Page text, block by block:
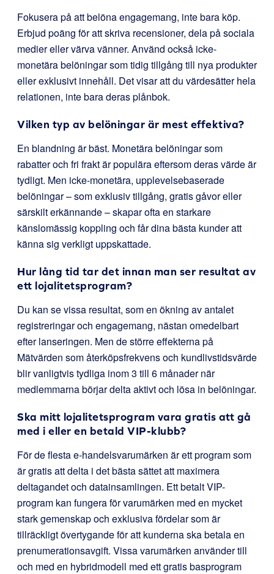
Fokusera på att belöna engagemang, inte bara köp.
Erbjud poäng för att skriva recensioner, dela på sociala
medier eller värva vänner. Använd också icke-
monetära belöningar som tidig tillgång till nya produkter
eller exklusivt innehåll. Det visar att du värdesätter hela
relationen, inte bara deras plånbok.
Vilken typ av belöningar är mest effektiva?
En blandning är bäst. Monetära belöningar som
rabatter och fri frakt är populära eftersom deras värde är
tydligt. Men icke-monetära, upplevelsebaserade
belöningar – som exklusiv tillgång, gratis gåvor eller
särskilt erkännande – skapar ofta en starkare
känslomässig koppling och får dina bästa kunder att
känna sig verkligt uppskattade.
Hur lång tid tar det innan man ser resultat av
ett lojalitetsprogram?
Du kan se vissa resultat, som en ökning av antalet
registreringar och engagemang, nästan omedelbart
efter lanseringen. Men de större effekterna på
Mätvärden som återköpsfrekvens och kundlivstidsvärde
blir vanligtvis tydliga inom 3 till 6 månader när
medlemmarna börjar delta aktivt och lösa in belöningar.
Ska mitt lojalitetsprogram vara gratis att gå
med i eller en betald VIP-klubb?
För de flesta e-handelsvarumärken är ett program som
är gratis att delta i det bästa sättet att maximera
deltagandet och datainsamlingen. Ett betalt VIP-
program kan fungera för varumärken med en mycket
stark gemenskap och exklusiva fördelar som är
tillräckligt övertygande för att kunderna ska betala en
prenumerationsavgift. Vissa varumärken använder till
och med en hybridmodell med ett gratis basprogram